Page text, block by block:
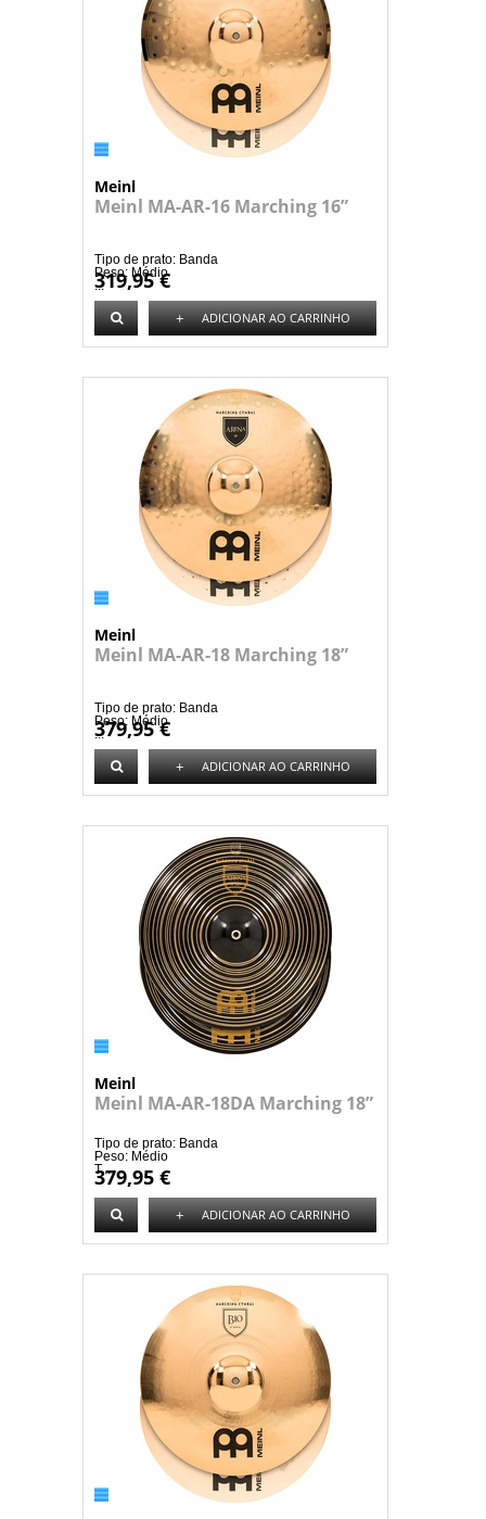
Meinl
Meinl MA-AR-16 Marching 16”
Tipo de prato: Banda
Peso: Médio
...
319,95 €
+ ADICIONAR AO CARRINHO
Meinl
Meinl MA-AR-18 Marching 18”
Tipo de prato: Banda
Peso: Médio
...
379,95 €
+ ADICIONAR AO CARRINHO
Meinl
Meinl MA-AR-18DA Marching 18”
Tipo de prato: Banda
Peso: Médio
T...
379,95 €
+ ADICIONAR AO CARRINHO